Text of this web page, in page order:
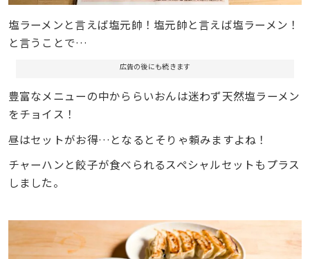
塩ラーメンと言えば塩元帥！塩元帥と言えば塩ラーメン！
と言うことで…
広告の後にも続きます
豊富なメニューの中かららいおんは迷わず天然塩ラーメン
をチョイス！
昼はセットがお得…となるとそりゃ頼みますよね！
チャーハンと餃子が食べられるスペシャルセットもプラス
しました。